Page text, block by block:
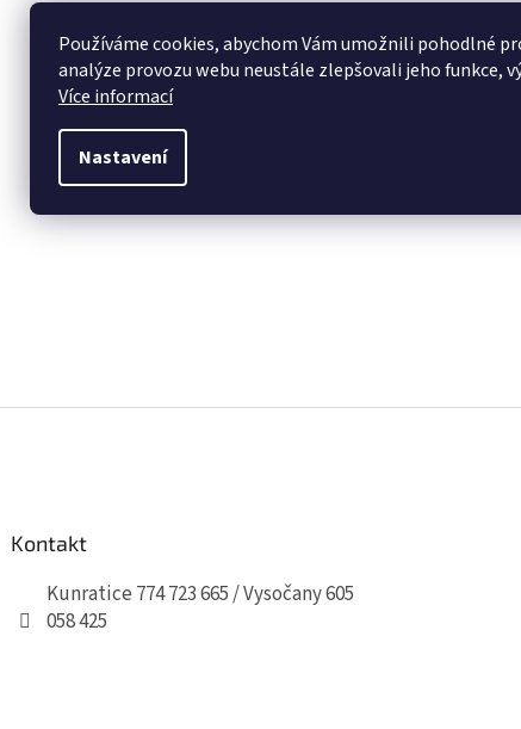
Používáme cookies, abychom Vám umožnili pohodlné
analýze provozu webu neustále zlepšovali jeho funkce,
Více informací
Nastavení
Kontakt
Kunratice 774 723 665 / Vysočany 605
058 425